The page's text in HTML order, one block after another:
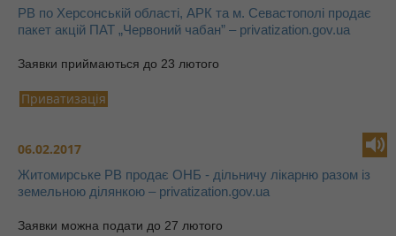
РВ по Херсонській області, АРК та м. Севастополі продає
пакет акцій ПАТ „Червоний чабан” – privatization.gov.ua
Заявки приймаються до 23 лютого
Приватизація
06.02.2017
Житомирське РВ продає ОНБ - дільничу лікарню разом із
земельною ділянкою – privatization.gov.ua
Заявки можна подати до 27 лютого